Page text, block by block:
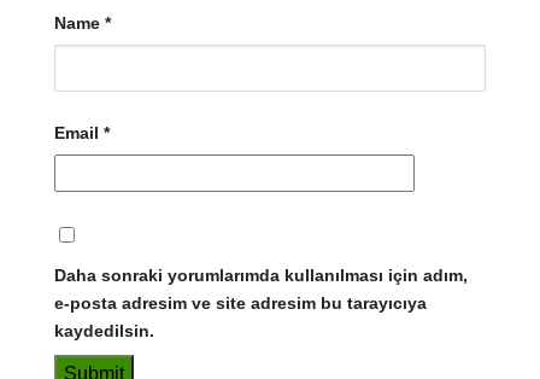
Name *
Email *
Daha sonraki yorumlarımda kullanılması için adım,
e-posta adresim ve site adresim bu tarayıcıya
kaydedilsin.